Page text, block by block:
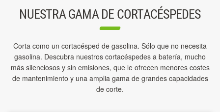
NUESTRA GAMA DE CORTACÉSPEDES
Corta como un cortacésped de gasolina. Sólo que no necesita
gasolina. Descubra nuestros cortacéspedes a batería, mucho
más silenciosos y sin emisiones, que le ofrecen menores costes
de mantenimiento y una amplia gama de grandes capacidades
de corte.